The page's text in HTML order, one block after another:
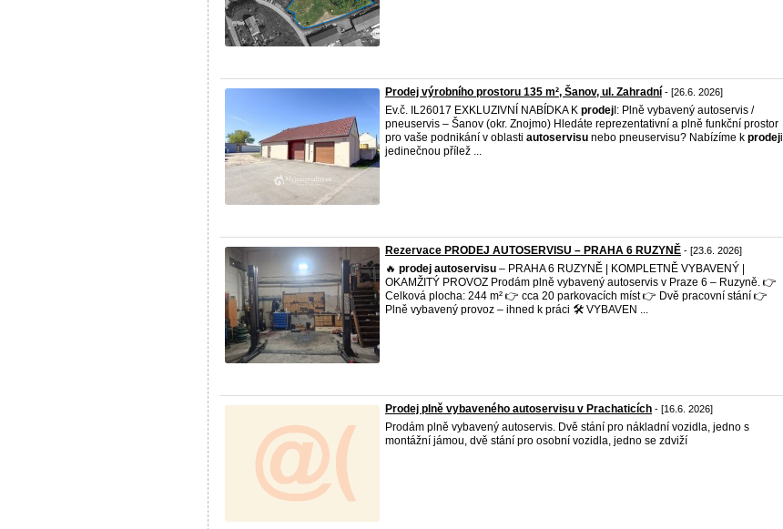
Prodej výrobního prostoru 135 m², Šanov, ul. Zahradní - [26.6. 2026]
Ev.č. IL26017 EXKLUZIVNÍ NABÍDKA K prodej I: Plně vybavený autoservis /
pneuservis – Šanov (okr. Znojmo) Hledáte reprezentativní a plně funkční prostor
pro vaše podnikání v oblasti autoservisu nebo pneuservisu? Nabízíme k prodeji
jedinečnou přílež ...
Rezervace PRODEJ AUTOSERVISU – PRAHA 6 RUZYNĚ - [23.6. 2026]
🔥 prodej autoservisu – PRAHA 6 RUZYNĚ | KOMPLETNĚ VYBAVENÝ |
OKAMŽITÝ PROVOZ Prodám plně vybavený autoservis v Praze 6 – Ruzyně. 👉
Celková plocha: 244 m² 👉 cca 20 parkovacích míst 👉 Dvě pracovní stání 👉
Plně vybavený provoz – ihned k práci 🛠️ VYBAVEN ...
Prodej plně vybaveného autoservisu v Prachaticích - [16.6. 2026]
Prodám plně vybavený autoservis. Dvě stání pro nákladní vozidla, jedno s
montážní jámou, dvě stání pro osobní vozidla, jedno se zdviží